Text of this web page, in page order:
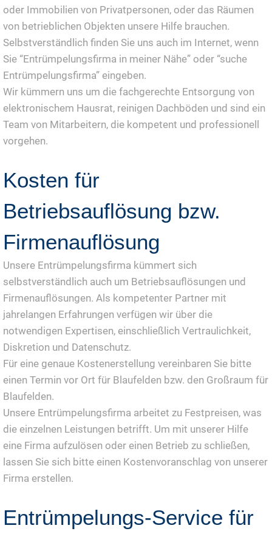
oder Immobilien von Privatpersonen, oder das Räumen
von betrieblichen Objekten unsere Hilfe brauchen.
Selbstverständlich finden Sie uns auch im Internet, wenn
Sie “Entrümpelungsfirma in meiner Nähe” oder “suche
Entrümpelungsfirma” eingeben.
Wir kümmern uns um die fachgerechte Entsorgung von
elektronischem Hausrat, reinigen Dachböden und sind ein
Team von Mitarbeitern, die kompetent und professionell
vorgehen.
Kosten für
Betriebsauflösung bzw.
Firmenauflösung
Unsere Entrümpelungsfirma kümmert sich
selbstverständlich auch um Betriebsauflösungen und
Firmenauflösungen. Als kompetenter Partner mit
jahrelangen Erfahrungen verfügen wir über die
notwendigen Expertisen, einschließlich Vertraulichkeit,
Diskretion und Datenschutz.
Für eine genaue Kostenerstellung vereinbaren Sie bitte
einen Termin vor Ort für Blaufelden bzw. den Großraum für
Blaufelden.
Unsere Entrümpelungsfirma arbeitet zu Festpreisen, was
die einzelnen Leistungen betrifft. Um mit unserer Hilfe
eine Firma aufzulösen oder einen Betrieb zu schließen,
lassen Sie sich bitte einen Kostenvoranschlag von unserer
Firma erstellen.
Entrümpelungs-Service für